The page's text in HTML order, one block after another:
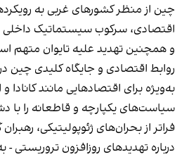
چین از منظر کشورهای غربی به
اقتصادی، سرکوب سیستماتیک
و همچنین تهدید علیه تایوان متهم
روابط اقتصادی و جایگاه کلیدی چین
به‌ویژه برای اقتصادهایی مانند کانادا و
سیاست‌های یکپارچه و قاطعانه را با
فراتر از بحران‌های ژئوپولیتیکی،
درباره تهدیدهای روزافزون تروریستی